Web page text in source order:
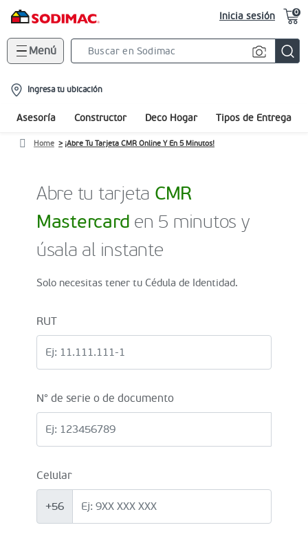
Inicia sesión 0
Menú
location-
icon
Ingresa tu ubicación
Asesoría Constructor Deco Hogar Tipos de Entrega
Home ¡Abre Tu Tarjeta CMR Online Y En 5 Minutos!
Abre tu tarjeta CMR
Mastercard en 5 minutos y
úsala al instante
Solo necesitas tener tu Cédula de Identidad.
RUT
N° de serie o de documento
Celular
+56